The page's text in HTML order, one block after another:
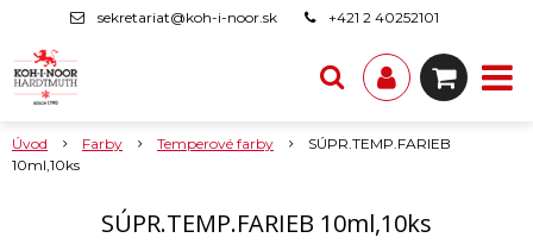
sekretariat@koh-i-noor.sk +421 2 40252101
Úvod Farby Temperové farby
SÚPR.TEMP.FARIEB
10ml,10ks
SÚPR.TEMP.FARIEB 10ml,10ks